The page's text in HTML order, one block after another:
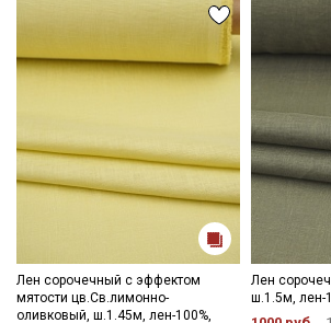
Лен сорочечный с эффектом
мятости цв.Св.лимонно-
оливковый, ш.1.45м, лен-100%,
Лен
ш.1.5м, лен-
Секретная рассылка от
Мы публикуем здесь
промокоды и скидки до 30%
категории тканей